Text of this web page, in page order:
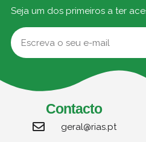
Seja um dos primeiros a ter
Contacto
geral@rias.pt